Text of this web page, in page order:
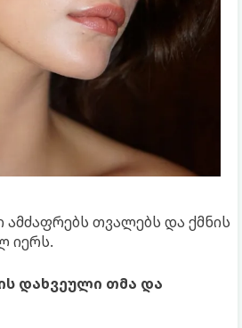
ამძაფრებს თვალებს და ქმნის
იერს.
დახვეული თმა და